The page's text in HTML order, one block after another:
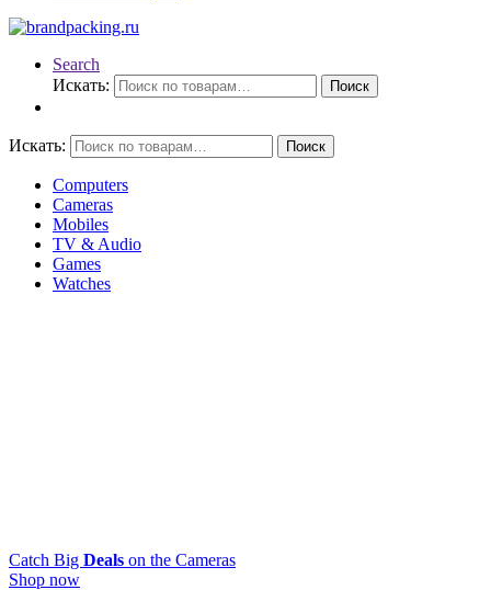
Search
Искать:
Поиск
Искать: Поиск
Computers
Cameras
Mobiles
TV & Audio
Games
Watches
Catch Big Deals on the Cameras
Shop now